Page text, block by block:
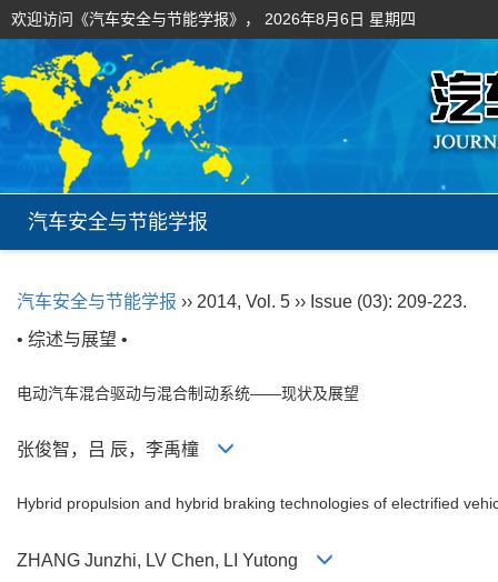
欢迎访问《汽车安全与节能学报》， 2026年8月6日 星期四
汽车安全与节能学报
汽车安全与节能学报 ›› 2014, Vol. 5 ›› Issue (03): 209-223.
• 综述与展望 •
电动汽车混合驱动与混合制动系统——现状及展望
张俊智，吕 辰，李禹橦
Hybrid propulsion and hybrid braking technologies of electrified
ZHANG Junzhi, LV Chen, LI Yutong